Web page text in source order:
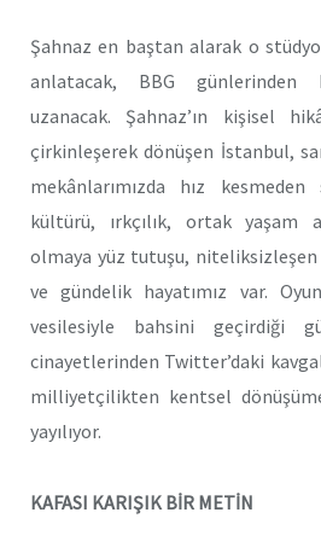
Şahnaz en baştan alarak o
anlatacak, BBG günlerinden
uzanacak. Şahnaz’ın kişisel
çirkinleşerek dönüşen İstanbul,
mekânlarımızda hız
kültürü, ırkçılık, ortak yaşam
olmaya yüz tutuşu,
ve gündelik hayatımız var.
vesilesiyle bahsini geçirdiği
cinayetlerinden Twitter’daki
milliyetçilikten kentsel
yayılıyor.
KAFASI KARIŞIK BİR METİN